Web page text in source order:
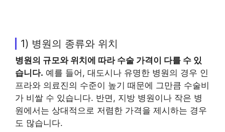
1) 병원의 종류와 위치
병원의 규모와 위치에 따라 수술 가격이 다를 수 있
습니다. 예를 들어, 대도시나 유명한 병원의 경우 인
프라와 의료진의 수준이 높기 때문에 그만큼 수술비
가 비쌀 수 있습니다. 반면, 지방 병원이나 작은 병
원에서는 상대적으로 저렴한 가격을 제시하는 경우
도 많습니다.